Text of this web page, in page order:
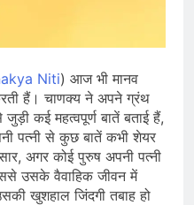
के साथ अभियान चौथे
से पहले देशभर में ‘हर घर
में भारी बारिश और बाढ़ की
उत्तर भारत और पूर्वोत्तर में
Niti) आज भी मानव
हैं। चाणक्य ने अपने ग्रंथ
जुड़ी कई महत्वपूर्ण बातें बताई हैं,
पत्नी से कुछ बातें कभी शेयर
अगर कोई पुरुष अपनी पत्नी
उसके वैवाहिक जीवन में
खुशहाल जिंदगी तबाह हो